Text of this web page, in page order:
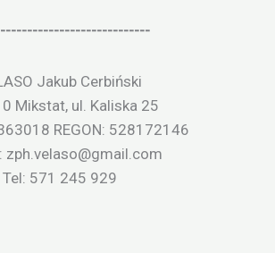
Jakub Cerbiński
Mikstat, ul. Kaliska 25
REGON: 528172146
zph.velaso@gmail.com
Tel: 571 245 929